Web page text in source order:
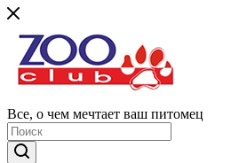
Все, о чем мечтает ваш питомец